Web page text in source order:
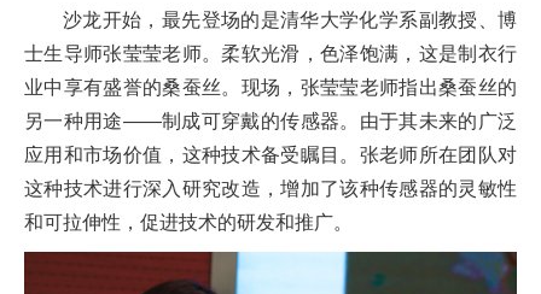
沙龙开始，最先登场的是清华大学化学系副教授、博
士生导师张莹莹老师。柔软光滑，色泽饱满，这是制衣行
业中享有盛誉的桑蚕丝。现场，张莹莹老师指出桑蚕丝的
另一种用途——制成可穿戴的传感器。由于其未来的广泛
应用和市场价值，这种技术备受瞩目。张老师所在团队对
这种技术进行深入研究改造，增加了该种传感器的灵敏性
和可拉伸性，促进技术的研发和推广。